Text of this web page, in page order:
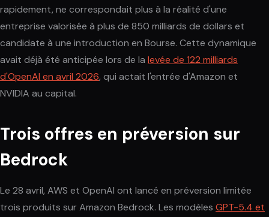
rapidement, ne correspondait plus à la réalité d'une
entreprise valorisée à plus de 850 milliards de dollars et
candidate à une introduction en Bourse. Cette dynamique
avait déjà été anticipée lors de la levée de 122 milliards
d'OpenAI en avril 2026, qui actait l'entrée d'Amazon et
NVIDIA au capital.
Trois offres en préversion sur
Bedrock
Le 28 avril, AWS et OpenAI ont lancé en préversion limitée
trois produits sur Amazon Bedrock. Les modèles GPT-5.4 et